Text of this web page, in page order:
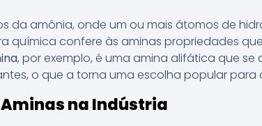
da amônia, onde um ou mais átomos de
química confere às aminas propriedades
, por exemplo, é uma amina alifática que
o que a torna uma escolha popular para
na Indústria